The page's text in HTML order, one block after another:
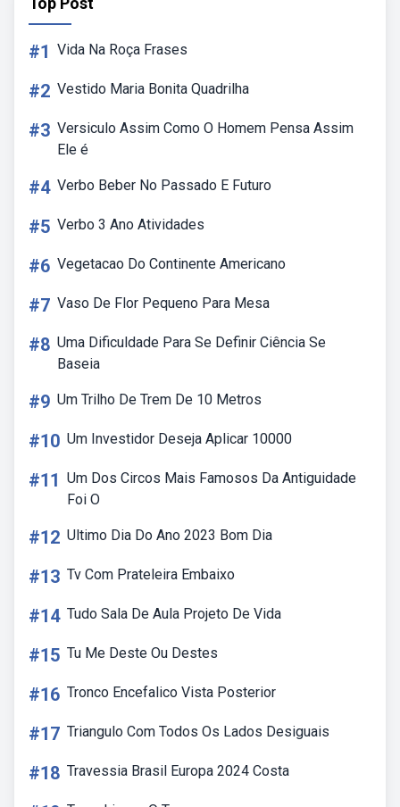
#1 Vida Na Roça Frases
#2 Vestido Maria Bonita Quadrilha
#3 Versiculo Assim Como O Homem Pensa Assim
Ele é
#4 Verbo Beber No Passado E Futuro
#5 Verbo 3 Ano Atividades
#6 Vegetacao Do Continente Americano
#7 Vaso De Flor Pequeno Para Mesa
#8 Uma Dificuldade Para Se Definir Ciência Se
Baseia
#9 Um Trilho De Trem De 10 Metros
#10 Um Investidor Deseja Aplicar 10000
#11 Um Dos Circos Mais Famosos Da Antiguidade
Foi O
#12 Ultimo Dia Do Ano 2023 Bom Dia
#13 Tv Com Prateleira Embaixo
#14 Tudo Sala De Aula Projeto De Vida
#15 Tu Me Deste Ou Destes
#16 Tronco Encefalico Vista Posterior
#17 Triangulo Com Todos Os Lados Desiguais
#18 Travessia Brasil Europa 2024 Costa